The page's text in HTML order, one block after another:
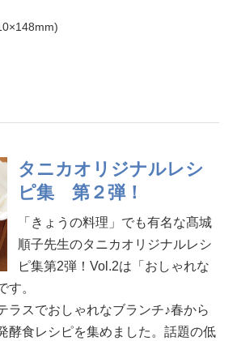
タニカオリジナルレシ
ピ集 第２弾！
「きょうの料理」でも有名な髙城
順子先生のタニカオリジナルレシ
ピ集第2弾！Vol.2は「おしゃれな
す。
ラスでおしゃれなブランチ♪春から
酵食レシピを集めました。話題の低